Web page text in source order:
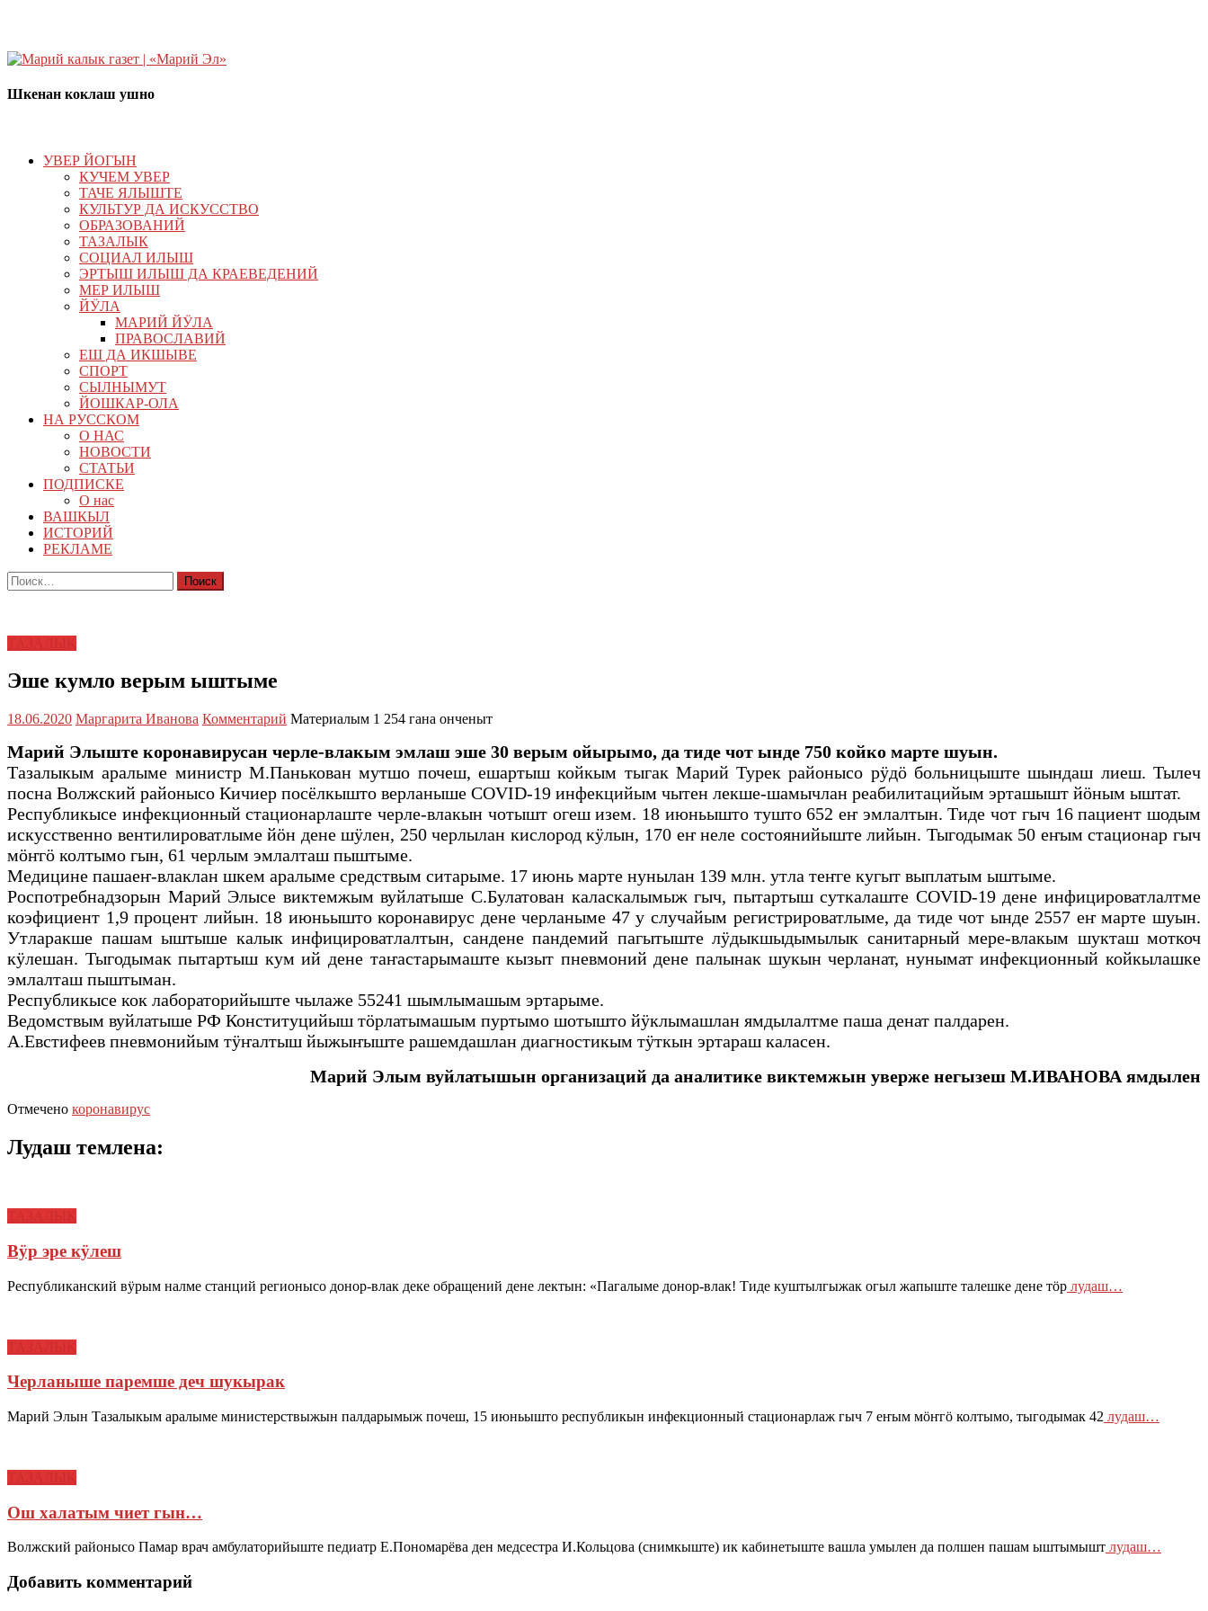
Шкенан коклаш ушно
УВЕР ЙОГЫН
КУЧЕМ УВЕР
ТАЧЕ ЯЛЫШТЕ
КУЛЬТУР ДА ИСКУССТВО
ОБРАЗОВАНИЙ
ТАЗАЛЫК
СОЦИАЛ ИЛЫШ
ЭРТЫШ ИЛЫШ ДА КРАЕВЕДЕНИЙ
МЕР ИЛЫШ
ЙӰЛА
МАРИЙ ЙӰЛА
ПРАВОСЛАВИЙ
ЕШ ДА ИКШЫВЕ
СПОРТ
СЫЛНЫМУТ
ЙОШКАР-ОЛА
НА РУССКОМ
О НАС
НОВОСТИ
СТАТЬИ
ПОДПИСКЕ
О нас
ВАШКЫЛ
ИСТОРИЙ
РЕКЛАМЕ
Найти:
Эше кумло верым ыштыме
18.06.2020 Маргарита Иванова Комментарий Материалым 1 254 гана онченыт
Марий Элыште коронавирусан черле-влакым эмлаш эше 30 верым ойырымо, да тиде чот ынде 750 койко марте шуын.
Тазалыкым аралыме министр М.Панькован мутшо почеш, ешартыш койкым тыгак Марий Турек районысо рӱдӧ больницыште шындаш лиеш. Тылеч
посна Волжский районысо Кичиер посёлкышто верланыше COVID-19 инфекцийым чытен лекше-шамычлан реабилитацийым эрташышт йӧным ыштат.
Республикысе инфекционный стационарлаште черле-влакын чотышт огеш изем. 18 июньышто тушто 652 еҥ эмлалтын. Тиде чот гыч 16 пациент шодым
искусственно вентилироватлыме йӧн дене шӱлен, 250 черлылан кислород кӱлын, 170 еҥ неле состоянийыште лийын. Тыгодымак 50 еҥым стационар гыч
мӧҥгӧ колтымо гын, 61 черлым эмлалташ пыштыме.
Медицине пашаеҥ-влаклан шкем аралыме средствым ситарыме. 17 июнь марте нунылан 139 млн. утла теҥге кугыт выплатым ыштыме.
Роспотребнадзорын Марий Элысе виктемжым вуйлатыше С.Булатован каласкалымыж гыч, пытартыш суткалаште COVID-19 дене инфицироватлалтме
коэфициент 1,9 процент лийын. 18 июньышто коронавирус дене черланыме 47 у случайым регистрироватлыме, да тиде чот ынде 2557 еҥ марте шуын.
Утларакше пашам ыштыше калык инфицироватлалтын, сандене пандемий пагытыште лӱдыкшыдымылык санитарный мере-влакым шукташ моткоч
кӱлешан. Тыгодымак пытартыш кум ий дене таҥастарымаште кызыт пневмоний дене палынак шукын черланат, нунымат инфекционный койкылашке
эмлалташ пыштыман.
Республикысе кок лабораторийыште чылаже 55241 шымлымашым эртарыме.
Ведомствым вуйлатыше РФ Конституцийыш тӧрлатымашым пуртымо шотышто йӱклымашлан ямдылалтме паша денат палдарен.
А.Евстифеев пневмонийым тӱҥалтыш йыжыҥыште рашемдашлан диагностикым тӱткын эртараш каласен.
Марий Элым вуйлатышын организаций да аналитике виктемжын уверже негызеш М.ИВАНОВА ямдылен
Отмечено коронавирус
Лудаш темлена:
Вӱр эре кӱлеш
Республиканский вӱрым налме станций регионысо донор-влак деке обращений дене лектын: «Пагалыме донор-влак! Тиде куштылгыжак огыл жапыште талешке дене тӧр лудаш…
Черланыше паремше деч шукырак
Марий Элын Тазалыкым аралыме министерствыжын палдарымыж почеш, 15 июньышто республикын инфекционный стационарлаж гыч 7 еҥым мӧҥгӧ колтымо, тыгодымак 42 лудаш…
Ош халатым чиет гын…
Волжский районысо Памар врач амбулаторийыште педиатр Е.Пономарёва ден медсестра И.Кольцова (снимкыште) ик кабинетыште вашла умылен да полшен пашам ыштымышт лудаш…
Добавить комментарий